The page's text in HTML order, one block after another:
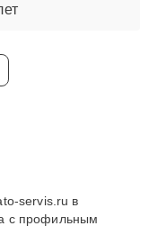
servis.ru в
с профильным